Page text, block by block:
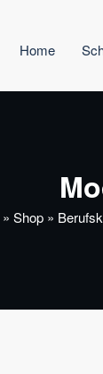
Home
» Shop »